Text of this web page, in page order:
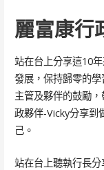
麗富康行
站在台上分享這10
發展，保持歸零的
主管及夥伴的鼓勵
政夥伴-Vicky分享到
己。
站在台上聽執行長